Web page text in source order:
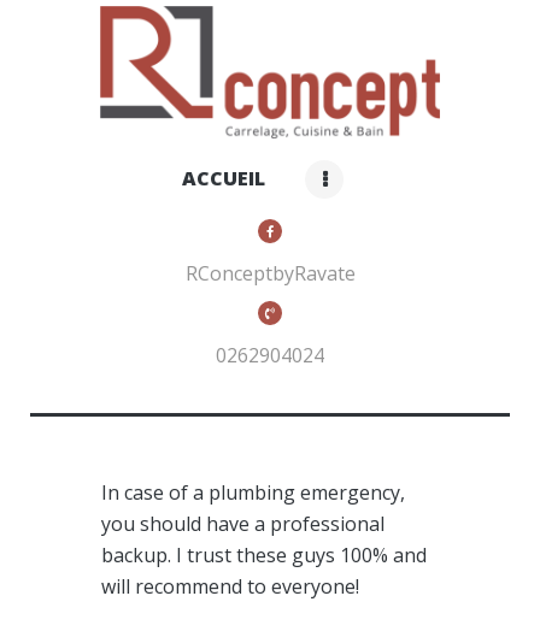
ACCUEIL
RConceptbyRavate
0262904024
RCONCEPT BY RAVATE
Carrelage, cuisines et bain
ACCUEIL
QUI SOMMES-NOUS ?
In case of a plumbing emergency,
you should have a professional
backup. I trust these guys 100% and
will recommend to everyone!